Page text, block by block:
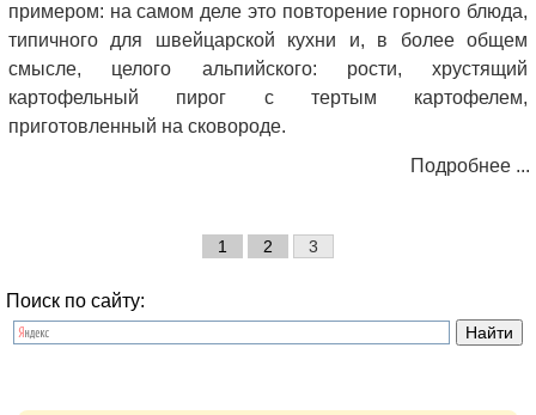
примером: на самом деле это повторение горного блюда,
типичного для швейцарской кухни и, в более общем
смысле, целого альпийского: рости, хрустящий
картофельный пирог с тертым картофелем,
приготовленный на сковороде.
Подробнее ...
1 2 3
Поиск по сайту: